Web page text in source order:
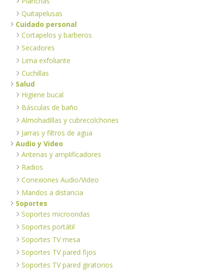
Quitapelusas
Cuidado personal
Cortapelos y barberos
Secadores
Lima exfoliante
Cuchillas
Salud
Higiene bucal
Básculas de baño
Almohadillas y cubrecolchones
Jarras y filtros de agua
Audio y Video
Antenas y amplificadores
Radios
Conexiones Audio/Video
Mandos a distancia
Soportes
Soportes microondas
Soportes portátil
Soportes TV mesa
Soportes TV pared fijos
Soportes TV pared giratorios